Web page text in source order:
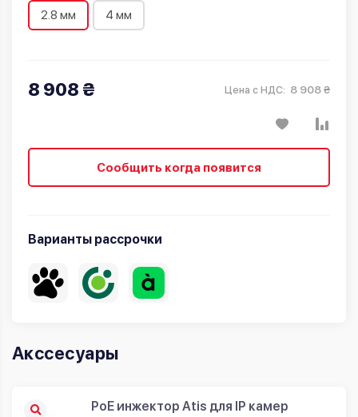
2.8 мм 4 мм
8 908 ₴ Цена с НДС: 8 908 ₴
Сообщить когда появится
Варианты рассрочки
Акссесуары
PoE инжектор Atis для IP камер